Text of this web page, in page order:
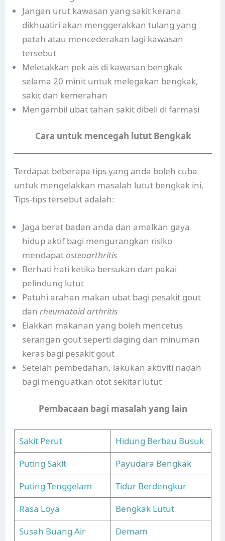
Jangan urut kawasan yang sakit kerana
dikhuatiri akan menggerakkan tulang yang
patah atau mencederakan lagi kawasan
tersebut
Meletakkan pek ais di kawasan bengkak
selama 20 minit untuk melegakan bengkak,
sakit dan kemerahan
Mengambil ubat tahan sakit dibeli di farmasi
Cara untuk mencegah lutut Bengkak
Terdapat beberapa tips yang anda boleh cuba
untuk mengelakkan masalah lutut bengkak ini.
Tips-tips tersebut adalah:
Jaga berat badan anda dan amalkan gaya
hidup aktif bagi mengurangkan risiko
mendapat osteoarthritis
Berhati hati ketika bersukan dan pakai
pelindung lutut
Patuhi arahan makan ubat bagi pesakit gout
danrheumatoid arthritis
Elakkan makanan yang boleh mencetus
serangan gout seperti daging dan minuman
keras bagi pesakit gout
Setelah pembedahan, lakukan aktiviti riadah
bagi menguatkan otot sekitar lutut
Pembacaan bagi masalah yang lain
Sakit Perut
Hidung Berbau Busuk
Puting Sakit
Payudara Bengkak
Puting Tenggelam
Tidur Berdengkur
Rasa Loya
Bengkak Lutut
Susah Buang Air
Demam